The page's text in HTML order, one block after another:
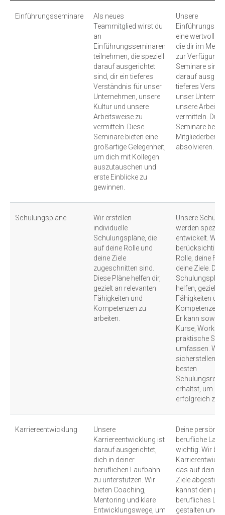
Einführungsseminare
Als neues
Teammitglied wirst du
an
Einführungsseminaren
teilnehmen, die speziell
darauf ausgerichtet
sind, dir ein tieferes
Verständnis für unser
Unternehmen, unsere
Kultur und unsere
Arbeitsweise zu
vermitteln. Diese
Seminare bieten eine
großartige Gelegenheit,
um dich mit Kollegen
auszutauschen und
erste Einblicke zu
gewinnen.
Unsere
eine wertvolle
die dir im
zur Verfügung
Seminare sind
darauf
tieferes
unser
unsere
vermitteln. Du
Seminare
absolvieren.
Schulungspläne
Wir erstellen
individuelle
Schulungspläne, die
auf deine Rolle und
deine Ziele
zugeschnitten sind.
Diese Pläne helfen dir,
gezielt an relevanten
Fähigkeiten und
Kompetenzen zu
arbeiten.
Unsere
werden
entwickelt. Wir
Rolle, deine
deine Ziele.
Schulungsplan
helfen, gezielt
Fähigkeiten und
Kompetenzen
Er kann
Kurse,
praktische
umfassen. Wir
sicherstellen,
besten
erhältst, um in
erfolgreich zu
Karriereentwicklung
Unsere
Karriereentwicklung ist
darauf ausgerichtet,
dich in deiner
beruflichen Laufbahn
zu unterstützen. Wir
bieten Coaching,
Mentoring und klare
Entwicklungswege, um
Deine
berufliche
wichtig. Wir
das auf deine
Ziele
kannst dein
berufliches
gestalten und